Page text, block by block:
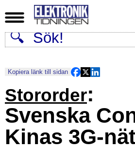
Kopiera länk till sidan
Stororder:
Svenska
Kinas 3G-